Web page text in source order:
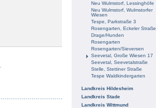
Neu Wulmstorf, Lessinghöfe
Neu Wulmstorf, Wulmstorfer
Wiesen
Tespe, Parkstraße 3
Rosengarten, Eckeler Straße
Drage/Hunden
Rosengarten
Rosengarten/Sieversen
Seevetal, Große Wiesen 17
Seevetal, Seevetalstraße
Stelle, Stettiner Straße
Tespe Waldkindergarten
Landkreis Hildesheim
Landkreis Stade
Landkreis Wittmund